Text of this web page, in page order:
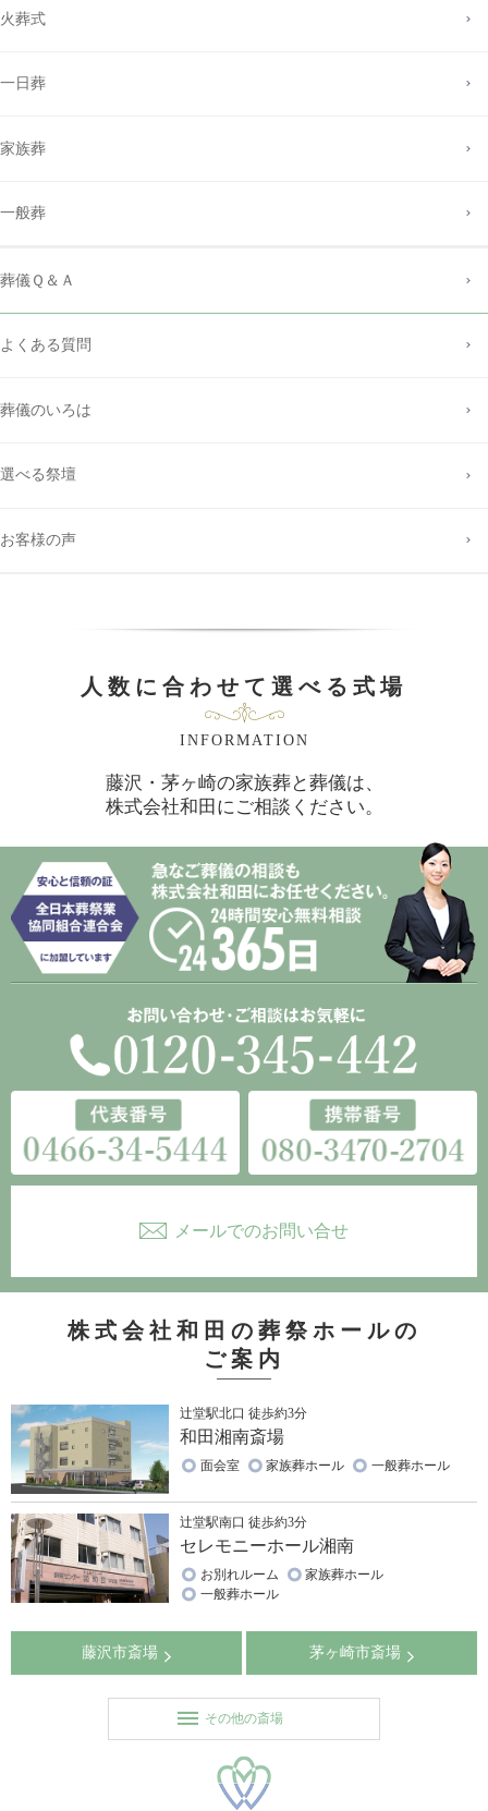
火葬式
一日葬
家族葬
一般葬
葬儀Ｑ＆Ａ
よくある質問
葬儀のいろは
選べる祭壇
お客様の声
人数に合わせて選べる式場
INFORMATION
藤沢・茅ヶ崎の家族葬と葬儀は、
株式会社和田にご相談ください。
メールでのお問い合せ
株式会社和田の葬祭ホールの
ご案内
辻堂駅北口 徒歩約3分
和田湘南斎場
面会室 家族葬ホール 一般葬ホール
辻堂駅南口 徒歩約3分
セレモニーホール湘南
お別れルーム
家族葬ホール
一般葬ホール
藤沢市斎場 茅ヶ崎市斎場
その他の斎場